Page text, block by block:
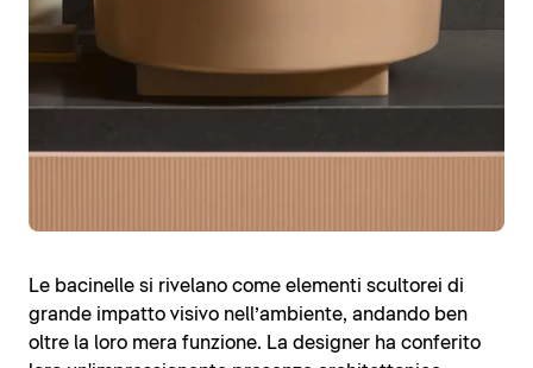
Le bacinelle si rivelano come elementi scultorei di
grande impatto visivo nell’ambiente, andando ben
oltre la loro mera funzione. La designer ha conferito